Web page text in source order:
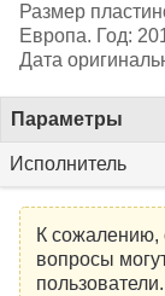
Размер
Европа. Год:
Дата
Параметры
Исполнитель
К сожалению,
вопросы